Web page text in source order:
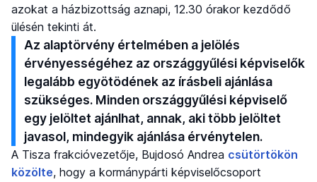
azokat a házbizottság aznapi, 12.30 órakor kezdődő
ülésén tekinti át.
Az alaptörvény értelmében a jelölés
érvényességéhez az országgyűlési képviselők
legalább egyötödének az írásbeli ajánlása
szükséges. Minden országgyűlési képviselő
egy jelöltet ajánlhat, annak, aki több jelöltet
javasol, mindegyik ajánlása érvénytelen.
A Tisza frakcióvezetője, Bujdosó Andrea csütörtökön
közölte, hogy a kormánypárti képviselőcsoport